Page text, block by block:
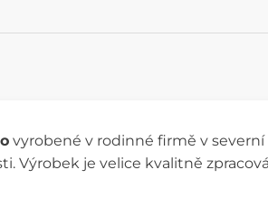
vyrobené v rodinné firmě v
Výrobek je velice kvalitně